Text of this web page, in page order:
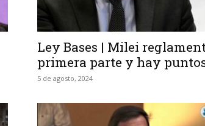
Ley Bases | Milei
primera parte y hay
5 de agosto, 2024